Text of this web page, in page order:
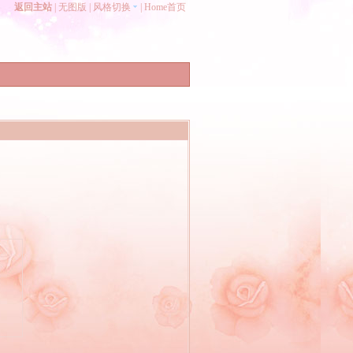
返回主站 无图版 风格切换 Home首页